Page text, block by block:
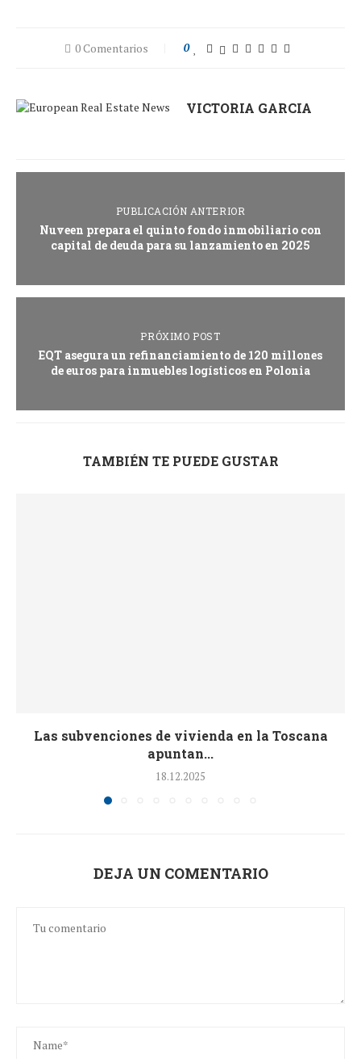
0 Comentarios 0
VICTORIA GARCIA
PUBLICACIÓN ANTERIOR
Nuveen prepara el quinto fondo inmobiliario con
capital de deuda para su lanzamiento en 2025
PRÓXIMO POST
EQT asegura un refinanciamiento de 120 millones
de euros para inmuebles logísticos en Polonia
TAMBIÉN TE PUEDE GUSTAR
Las subvenciones de vivienda en la Toscana
apuntan...
18.12.2025
DEJA UN COMENTARIO